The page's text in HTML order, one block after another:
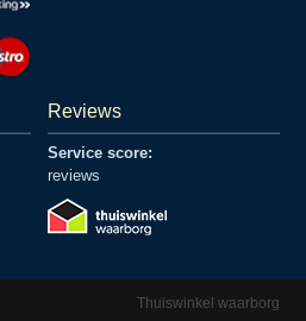
Reviews
Service score:
reviews
Thuiswinkel waarborg